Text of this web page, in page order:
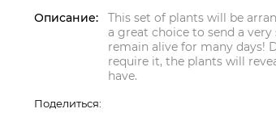
Описание:
This set of plants will be
a great choice to send a
remain alive for many days!
require it, the plants will
have.
Поделиться: